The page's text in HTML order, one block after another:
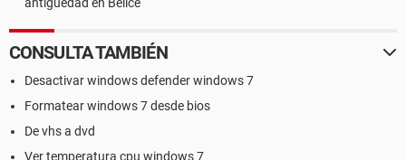
CONSULTA TAMBIÉN
Desactivar windows defender windows 7
Formatear windows 7 desde bios
De vhs a dvd
Ver temperatura cpu windows 7